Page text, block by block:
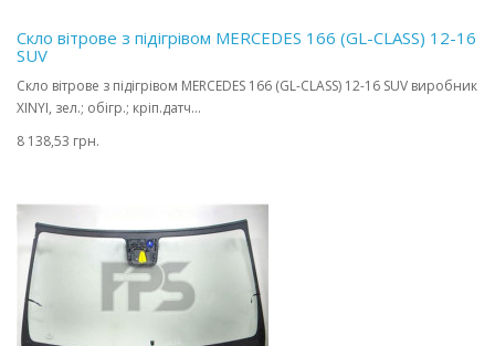
Скло вітрове з підігрівом MERCEDES 166 (GL-CLASS) 12-16
SUV
Скло вітрове з підігрівом MERCEDES 166 (GL-CLASS) 12-16 SUV виробник
XINYI, зел.; обігр.; кріп.датч...
8 138,53 грн.